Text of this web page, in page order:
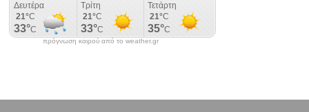
πρόγνωση καιρού από το weather.gr